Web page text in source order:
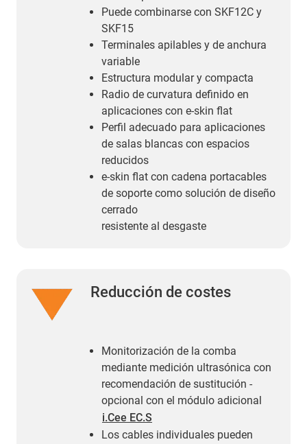
Puede combinarse con SKF12C y
SKF15
Terminales apilables y de anchura
variable
Estructura modular y compacta
Radio de curvatura definido en
aplicaciones con e-skin flat
Perfil adecuado para aplicaciones
de salas blancas con espacios
reducidos
e-skin flat con cadena portacables
de soporte como solución de diseño
cerrado
resistente al desgaste
Reducción de costes
Monitorización de la comba
mediante medición ultrasónica con
recomendación de sustitución -
opcional con el módulo adicional
i.Cee EC.S
Los cables individuales pueden